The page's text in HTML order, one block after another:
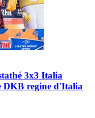
3x3 Italia
DKB regine d'Italia